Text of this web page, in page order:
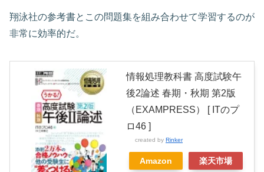
翔泳社の参考書とこの問題集を組み合わせて学習するのが
非常に効率的だ。
情報処理教科書 高度試験午
後2論述 春期・秋期 第2版
（EXAMPRESS） [ ITのプ
ロ46 ]
created by Rinker
Amazon 楽天市場